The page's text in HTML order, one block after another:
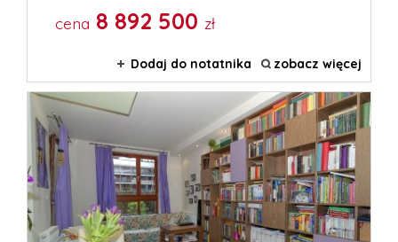
cena 8 892 500 zł
Dodaj do notatnika zobacz więcej